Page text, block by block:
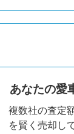
あなたの愛
複数社の査定
を賢く売却し